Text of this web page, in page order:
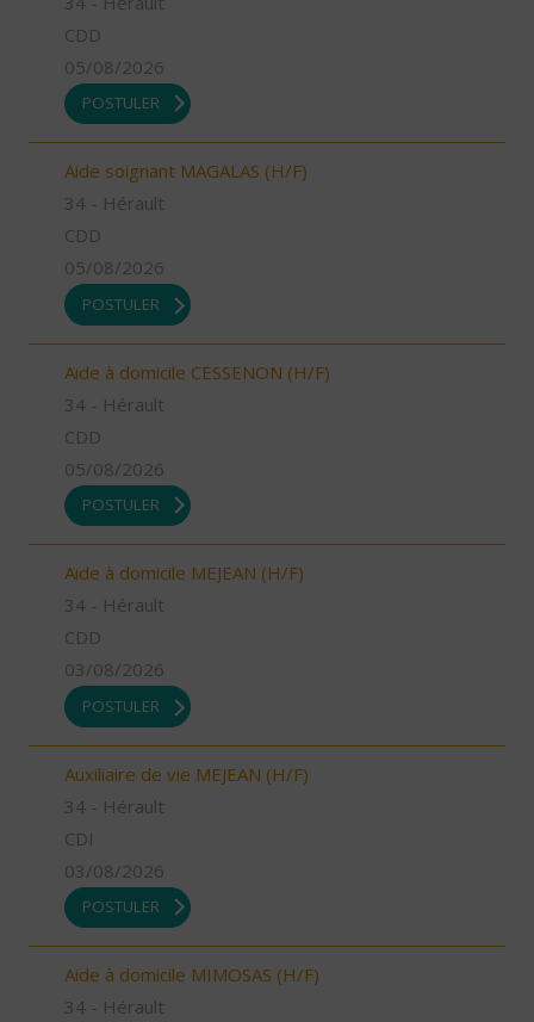
CDD
05/08/2026
POSTULER
Aide soignant MAGALAS (H/F)
34 - Hérault
CDD
05/08/2026
POSTULER
Aide à domicile CESSENON (H/F)
34 - Hérault
CDD
05/08/2026
POSTULER
Aide à domicile MEJEAN (H/F)
34 - Hérault
CDD
03/08/2026
POSTULER
Auxiliaire de vie MEJEAN (H/F)
34 - Hérault
CDI
03/08/2026
POSTULER
Aide à domicile MIMOSAS (H/F)
34 - Hérault